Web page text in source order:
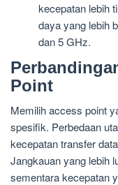
kecepatan lebih
daya yang lebih
dan 5 GHz.
Point
Memilih access point
spesifik. Perbedaan
kecepatan transfer
Jangkauan yang lebih
sementara kecepatan